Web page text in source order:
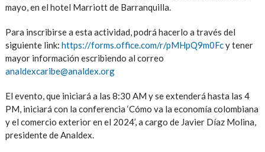
mayo, en el hotel Marriott de Barranquilla.
Para inscribirse a esta actividad, podrá hacerlo a través del
siguiente link: https://forms.office.com/r/pMHpQ9m0Fcy tener
mayor información escribiendo al correo
analdexcaribe@analdex.org
El evento, que iniciará a las 8:30 AM y se extenderá hasta las 4
PM, iniciará con la conferencia ‘Cómo va la economía colombiana
y el comercio exterior en el 2024’, a cargo de Javier Díaz Molina,
presidente de Analdex.